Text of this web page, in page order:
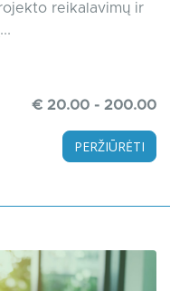
reikalavimų ir
€ 20.00 - 200.00
PERŽIŪRĖTI